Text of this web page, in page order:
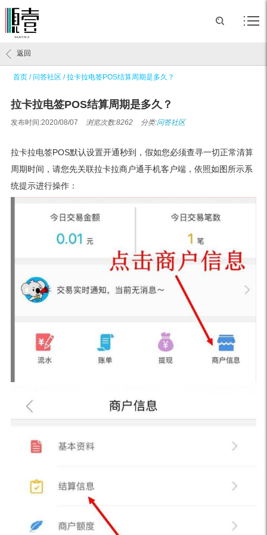
首页 /问答社区 /拉卡拉电签POS结算周期是多久？
返回
拉卡拉电签POS结算周期是多久？
发布时间:2020/08/07 浏览次数:8262 分类:问答社区
拉卡拉电签POS默认设置开通秒到，假如您必须查寻一切正常清算
周期时间，请您先关联拉卡拉商户通手机客户端，依照如图所示系
统提示进行操作：